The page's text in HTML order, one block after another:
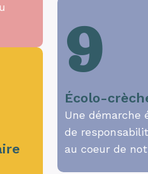
9
Écolo-
Une démarche
de
au coeur de